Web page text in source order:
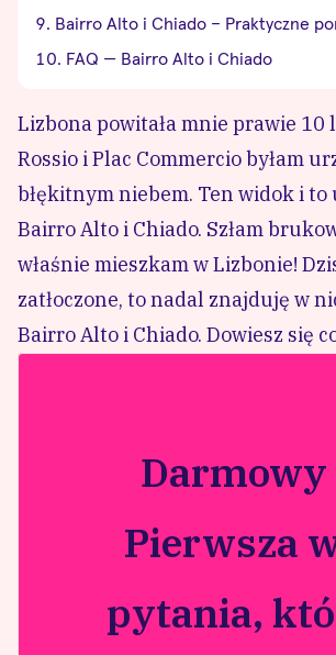
Bairro Alto i Chiado – Praktyczne
FAQ — Bairro Alto i Chiado
Lizbona powitała mnie prawie
Rossio i Plac Commerciobyłam
błękitnym niebem. Ten widok i to
Bairro Alto i Chiado. Szłam
właśnie mieszkam w Lizbonie!
zatłoczone, to nadal znajduję w
Bairro Alto i Chiado. Dowiesz się
Pierwsza
pytania,